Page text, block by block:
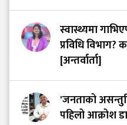
स्वास्थ्यमा
प्रविधि
[अन्तर्वार्ता]
'जनताको
पहिलो आक्रोश